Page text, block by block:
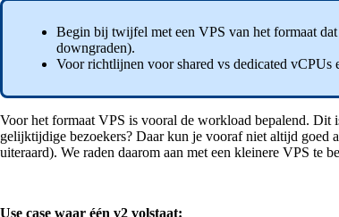
Begin bij twijfel met een VPS van het formaat
downgraden).
Voor richtlijnen voor shared vs dedicated vCPUs
Voor het formaat VPS is vooral de workload bepalend. Dit
gelijktijdige bezoekers? Daar kun je vooraf niet altijd goed
uiteraard). We raden daarom aan met een kleinere VPS te
Use case waar één v2 volstaat: